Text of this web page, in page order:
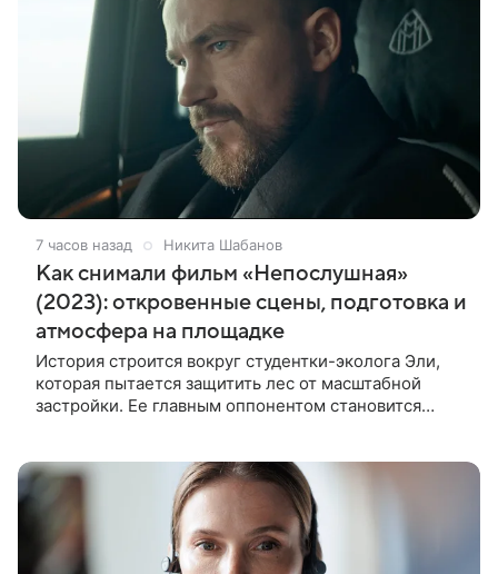
7 часов назад Никита Шабанов
Как снимали фильм «Непослушная»
(2023): откровенные сцены, подготовка и
атмосфера на площадке
История строится вокруг студентки-эколога Эли,
которая пытается защитить лес от масштабной
застройки. Ее главным оппонентом становится